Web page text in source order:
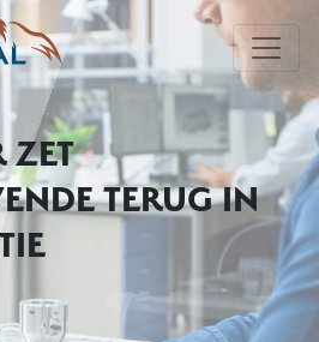
ZET
TERUG IN